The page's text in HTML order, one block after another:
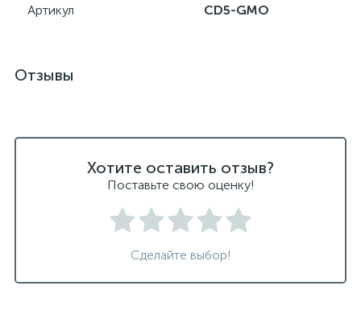
Артикул CD5-GMO
Отзывы
Хотите оставить отзыв?
Поставьте свою оценку!
Сделайте выбор!